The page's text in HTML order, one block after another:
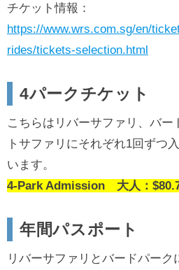
チケット情報：
https://www.wrs.com.sg/en/
rides/tickets-selection.html
4パークチケット
こちらはリバーサファリ、バー
トサファリにそれぞれ1回ずつ
います。
4-Park Admission 大人：
年間パスポート
リバーサファリとバードパーク